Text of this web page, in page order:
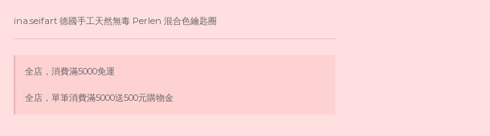
ina.seifart 德國手工天然無毒 Perlen 混合色鑰匙圈
全店，消費滿5000免運
全店，單筆消費滿5000送500元購物金